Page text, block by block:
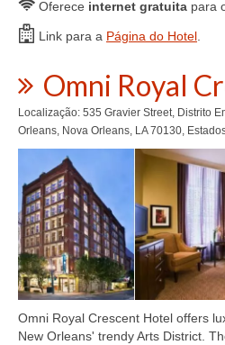
Oferece internet gratuita para
Link para a Página do Hotel
Omni Royal
Localização: 535 Gravier Street, Distrito
Orleans, Nova Orleans, LA 70130,
Omni Royal Crescent Hotel offers
New Orleans' trendy Arts District.